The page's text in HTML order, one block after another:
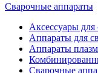
Сварочные аппараты
Аксессуары для
Аппараты для
Аппараты
Сварочные